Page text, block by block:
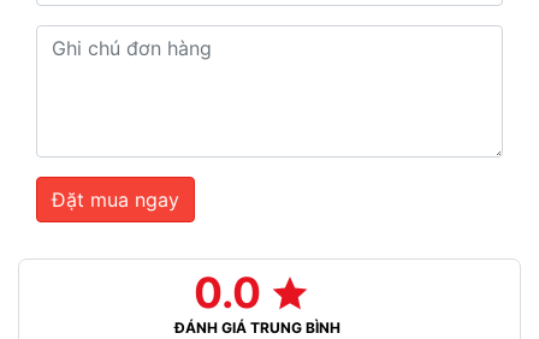
Đặt mua ngay
0.0
ĐÁNH GIÁ TRUNG BÌNH